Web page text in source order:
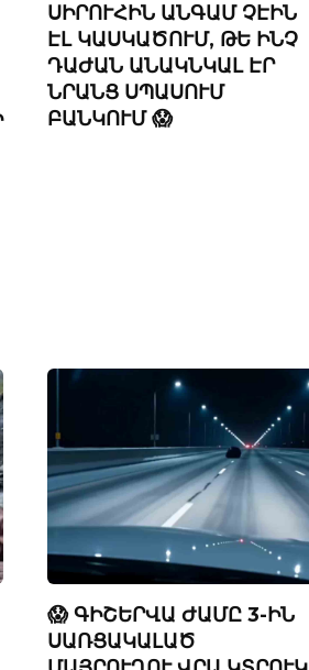
ՍԻՐՈՒՀԻՆ ԱՆԳԱՄ ՉԷԻՆ
ԷԼ ԿԱՍԿԱԾՈՒՄ, ԹԵ ԻՆՉ
ԴԱԺԱՆ ԱՆԱԿՆԿԱԼ ԷՐ
ՆՐԱՆՑ ՍՊԱՍՈՒՄ
ԲԱՆԿՈՒՄ 😱
😱 ԳԻՇԵՐՎԱ ԺԱՄԸ 3-ԻՆ
ՍԱՌՑԱԿԱԼԱԾ